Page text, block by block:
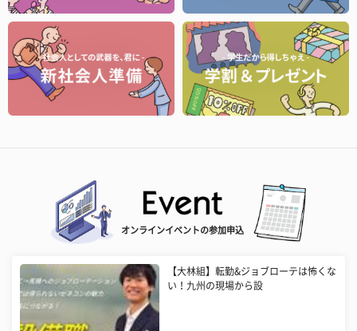
オンラインイベントの参加申込
【大林組】転勤&ジョブローテは怖くな
い！九州の現場から設